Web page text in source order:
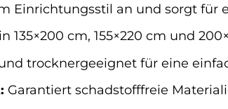
Einrichtungsstil an und sorgt für
135×200 cm, 155×220 cm und
trocknergeeignet für eine
Garantiert schadstofffreie